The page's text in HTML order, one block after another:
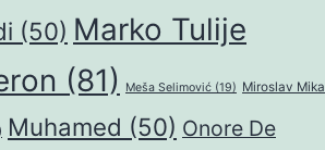
(50) Marko Tulije
(81) Meša Selimović (19) Miroslav Mika
Muhamed (50) Onore De